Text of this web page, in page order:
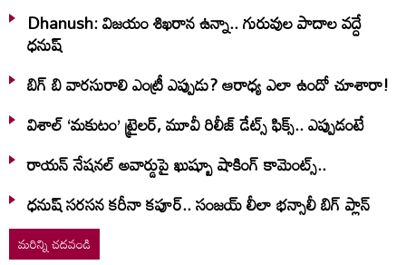
Dhanush: విజయం శిఖరాన ఉన్నా.. గురువుల పాదాల వద్దే
ధనుష్‌
బిగ్ బి వారసురాలి ఎంట్రీ ఎప్పుడు? ఆరాధ్య ఎలా ఉందో చూశారా!
విశాల్ ‘మకుటం’ ట్రైలర్, మూవీ రిలీజ్ డేట్స్ ఫిక్స్.. ఎప్పుడంటే
రాయన్ నేషనల్ అవార్డుపై ఖుష్బూ షాకింగ్ కామెంట్స్..
ధనుష్ సరసన కరీనా కపూర్.. సంజయ్ లీలా భన్సాలీ బిగ్ ప్లాన్
మరిన్ని చదవండి